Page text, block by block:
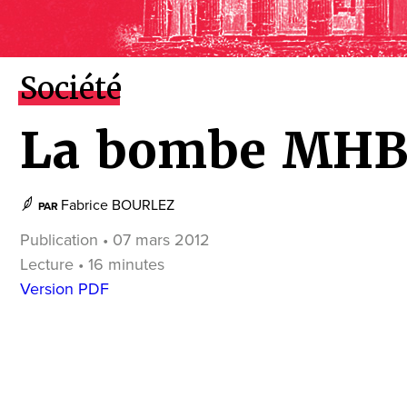
Société
La bombe MHB
PAR Fabrice BOURLEZ
Publication • 07 mars 2012
Lecture • 16 minutes
Version PDF